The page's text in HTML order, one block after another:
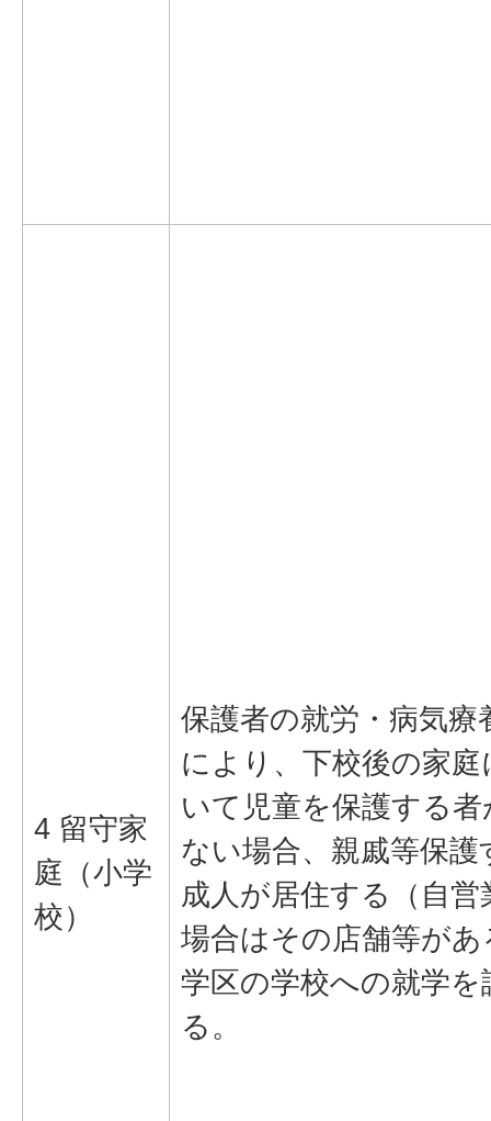
4 留守家
庭（小学
校）
保護者の就労・病気療
により、下校後の家庭
いて児童を保護する者
ない場合、親戚等保護
成人が居住する（自営
場合はその店舗等があ
学区の学校への就学を
る。